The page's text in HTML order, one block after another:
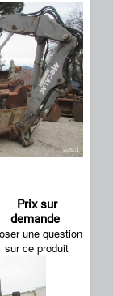
Prix sur
demande
une question
sur ce produit